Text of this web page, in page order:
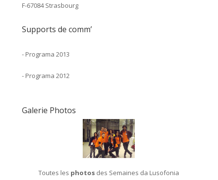
F-67084 Strasbourg
Supports de comm’
- Programa 2013
- Programa 2012
Galerie Photos
Toutes les photos des Semaines da Lusofonia